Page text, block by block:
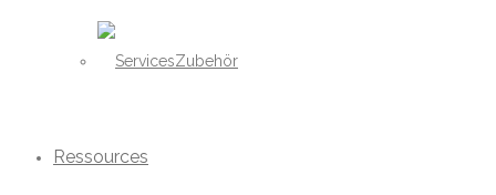
Zubehör
Ressources